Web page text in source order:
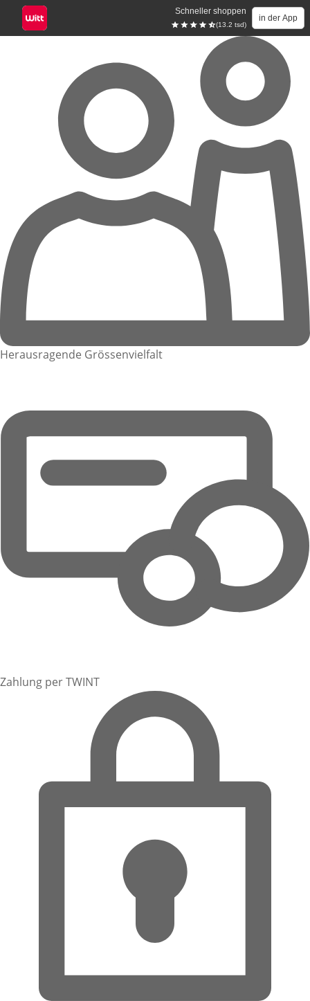
Schneller shoppen
(13.2 tsd)
in der App
Herausragende Grössenvielfalt
Zahlung per TWINT